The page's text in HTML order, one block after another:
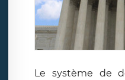
Le système de